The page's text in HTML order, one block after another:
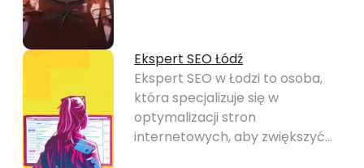
Ekspert SEO Łódź
Ekspert SEO w Łodzi to osoba,
która specjalizuje się w
optymalizacji stron
internetowych, aby zwiększyć…